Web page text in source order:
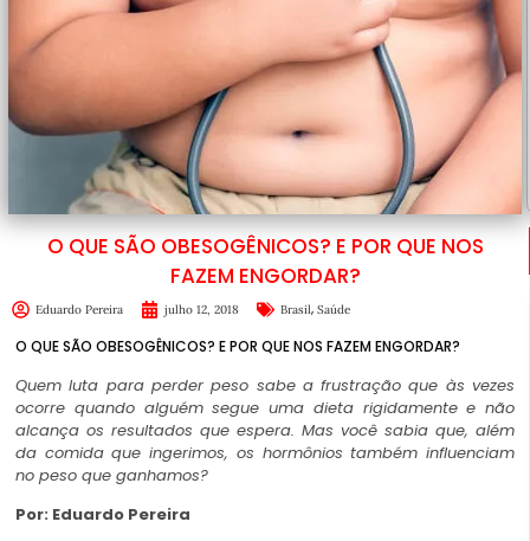
O QUE SÃO OBESOGÊNICOS? E POR QUE NOS
FAZEM ENGORDAR?
Eduardo Pereira julho 12, 2018 Brasil, Saúde
O QUE SÃO OBESOGÊNICOS? E POR QUE NOS FAZEM ENGORDAR?
Quem luta para perder peso sabe a frustração que às vezes
ocorre quando alguém segue uma dieta rigidamente e não
alcança os resultados que espera. Mas você sabia que, além
da comida que ingerimos, os hormônios também influenciam
no peso que ganhamos?
Por: Eduardo Pereira